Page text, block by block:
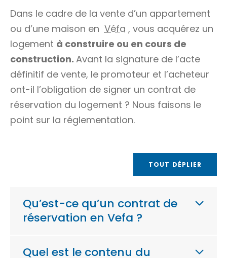
Dans le cadre de la vente d’un appartement
ou d’une maison en Véfa , vous acquérez un
logement à construire ou en cours de
construction. Avant la signature de l’acte
définitif de vente, le promoteur et l’acheteur
ont-il l’obligation de signer un contrat de
réservation du logement ? Nous faisons le
point sur la réglementation.
TOUT DÉPLIER
Qu’est-ce qu’un contrat de
réservation en Vefa ?
Quel est le contenu du